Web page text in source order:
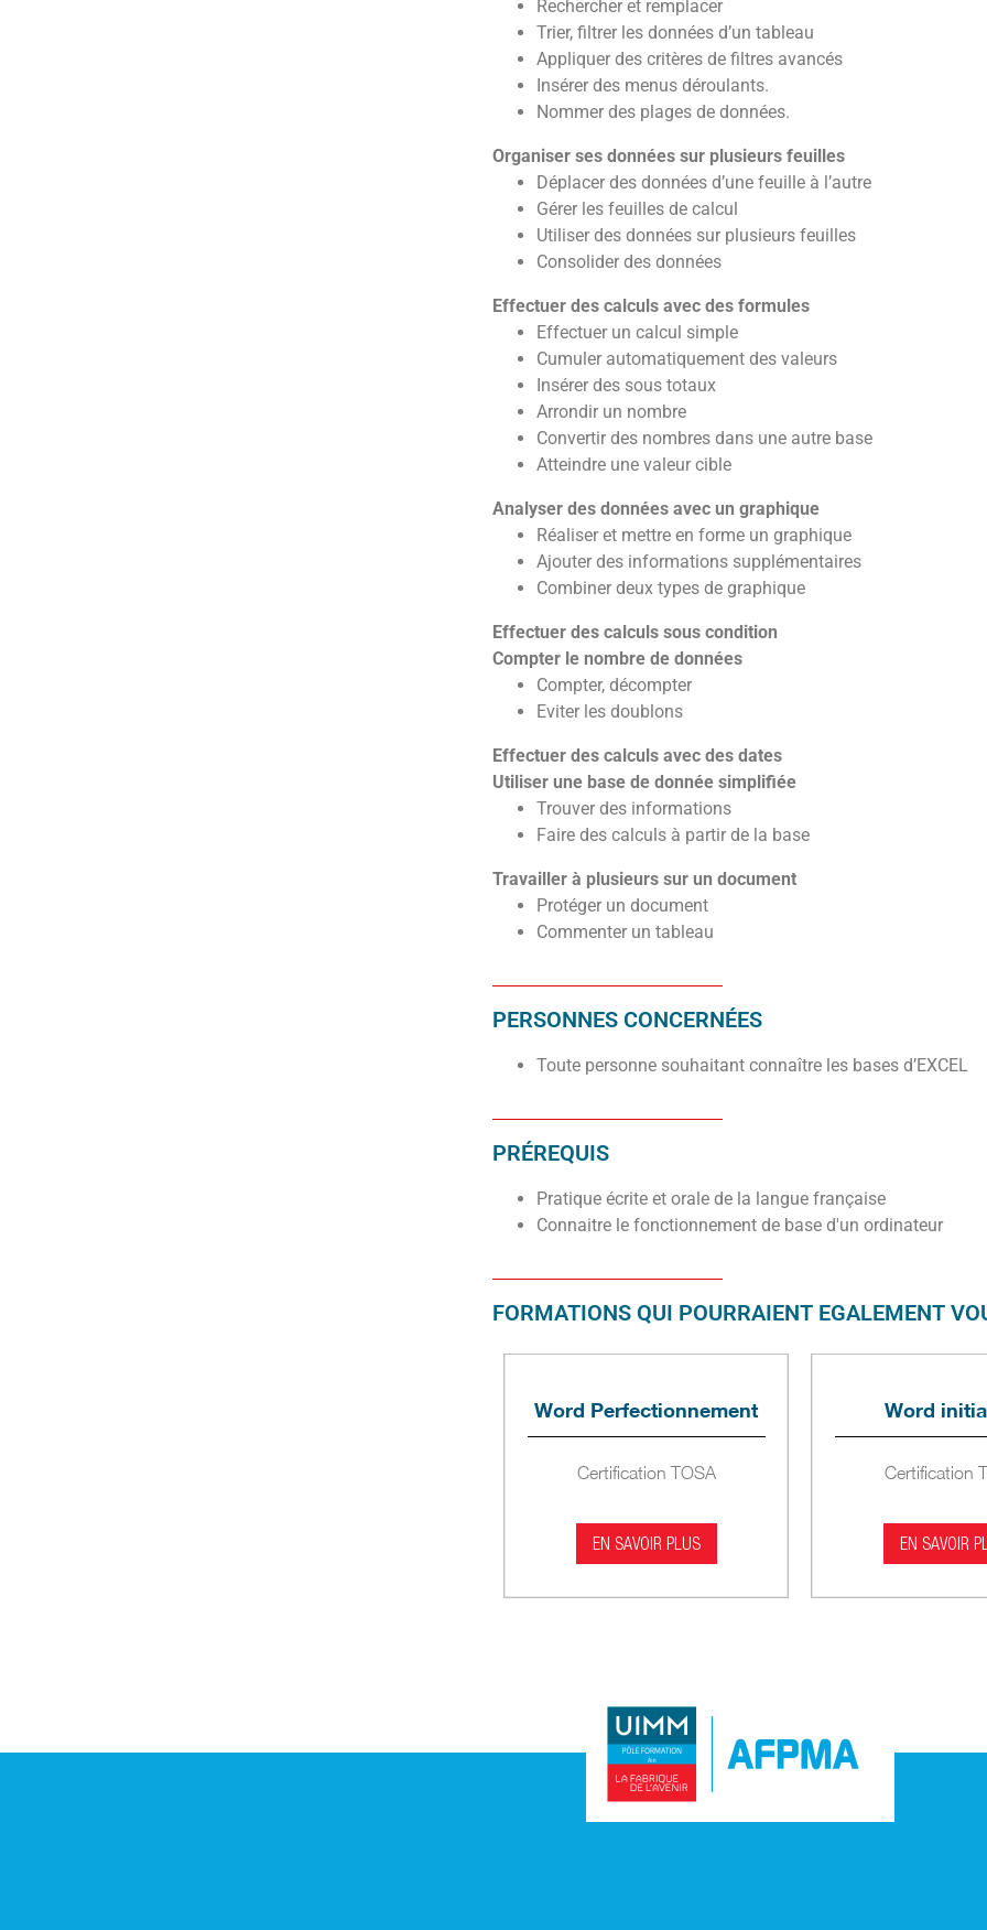
Rechercher et remplacer
Trier, filtrer les données d’un tableau
Appliquer des critères de filtres avancés
Insérer des menus déroulants.
Nommer des plages de données.
Organiser ses données sur plusieurs feuilles
Déplacer des données d’une feuille à l’autre
Gérer les feuilles de calcul
Utiliser des données sur plusieurs feuilles
Consolider des données
Effectuer des calculs avec des formules
Effectuer un calcul simple
Cumuler automatiquement des valeurs
Insérer des sous totaux
Arrondir un nombre
Convertir des nombres dans une autre base
Atteindre une valeur cible
Analyser des données avec un graphique
Réaliser et mettre en forme un graphique
Ajouter des informations supplémentaires
Combiner deux types de graphique
Effectuer des calculs sous condition
Compter le nombre de données
Compter, décompter
Eviter les doublons
Effectuer des calculs avec des dates
Utiliser une base de donnée simplifiée
Trouver des informations
Faire des calculs à partir de la base
Travailler à plusieurs sur un document
Protéger un document
Commenter un tableau
PERSONNES CONCERNÉES
Toute personne souhaitant connaître les bases d’EXCEL
PRÉREQUIS
Pratique écrite et orale de la langue française
Connaitre le fonctionnement de base d'un ordinateur
FORMATIONS QUI POURRAIENT EGALEMENT
Word Perfectionnement
Certification TOSA
EN SAVOIR PLUS
Word
Certification
EN SAVOIR